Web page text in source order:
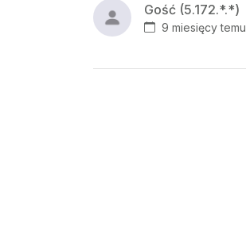
Gość (5.172.*.*)
9 miesięcy temu